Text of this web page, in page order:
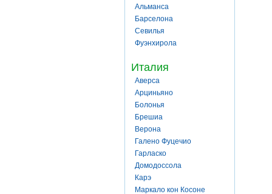
Альманса
Барселона
Севилья
Фуэнхирола
Италия
Аверса
Арциньяно
Болонья
Брешиа
Верона
Галено Фуцечио
Гарласко
Домодоссола
Карэ
Маркало кон Косоне